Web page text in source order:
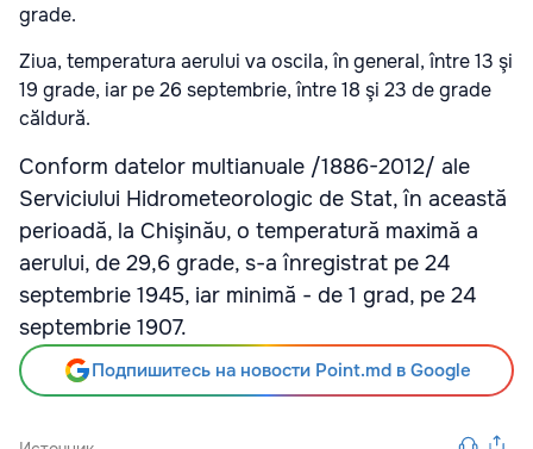
grade.
Ziua, temperatura aerului va oscila, în general, între 13 şi
19 grade, iar pe 26 septembrie, între 18 şi 23 de grade
căldură.
Conform datelor multianuale /1886-2012/ ale
Serviciului Hidrometeorologic de Stat, în această
perioadă, la Chişinău, o temperatură maximă a
aerului, de 29,6 grade, s-a înregistrat pe 24
septembrie 1945, iar minimă - de 1 grad, pe 24
septembrie 1907.
Подпишитесь на новости Point.md в Google